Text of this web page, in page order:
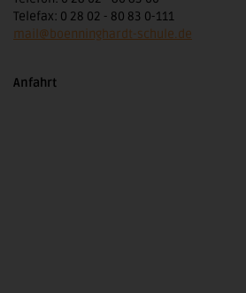
Telefax: 0 28 02 - 80 83 0-111
mail@boenninghardt-schule.de
Anfahrt